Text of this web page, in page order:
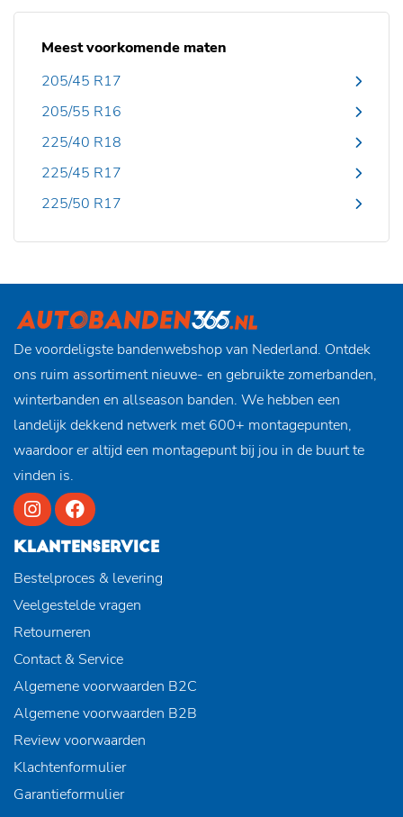
Meest voorkomende maten
205/45 R17
205/55 R16
225/40 R18
225/45 R17
225/50 R17
De voordeligste bandenwebshop van Nederland. Ontdek
ons ruim assortiment nieuwe- en gebruikte zomerbanden,
winterbanden en allseason banden. We hebben een
landelijk dekkend netwerk met 600+ montagepunten,
waardoor er altijd een montagepunt bij jou in de buurt te
vinden is.
KLANTENSERVICE
Bestelproces & levering
Veelgestelde vragen
Retourneren
Contact & Service
Algemene voorwaarden B2C
Algemene voorwaarden B2B
Review voorwaarden
Klachtenformulier
Garantieformulier